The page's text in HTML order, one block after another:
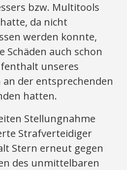
bzw. Multitools
da nicht
werden konnte,
Schäden auch schon
unseres
an der entsprechenden
hatten.
Stellungnahme
Strafverteidiger
Stern erneut gegen
des unmittelbaren